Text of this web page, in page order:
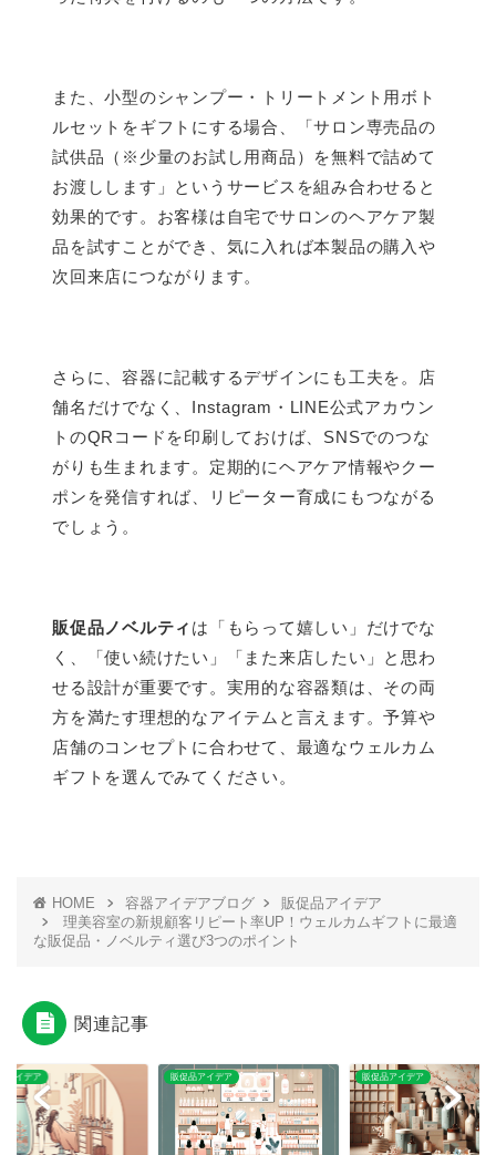
また、小型のシャンプー・トリートメント用ボト
ルセットをギフトにする場合、「サロン専売品の
試供品（※少量のお試し用商品）を無料で詰めて
お渡しします」というサービスを組み合わせると
効果的です。お客様は自宅でサロンのヘアケア製
品を試すことができ、気に入れば本製品の購入や
次回来店につながります。
さらに、容器に記載するデザインにも工夫を。店
舗名だけでなく、Instagram・LINE公式アカウン
トのQRコードを印刷しておけば、SNSでのつな
がりも生まれます。定期的にヘアケア情報やクー
ポンを発信すれば、リピーター育成にもつながる
でしょう。
販促品ノベルティ は「もらって嬉しい」だけでな
く、「使い続けたい」「また来店したい」と思わ
せる設計が重要です。実用的な容器類は、その両
方を満たす理想的なアイテムと言えます。予算や
店舗のコンセプトに合わせて、最適なウェルカム
ギフトを選んでみてください。
HOME 容器アイデアブログ
販促品アイデア
理美容室の新規顧客リピート率UP！ウェルカムギフトに最適
な販促品・ノベルティ選び3つのポイント
関連記事
アイデア 販促品アイデア 販促品アイデア